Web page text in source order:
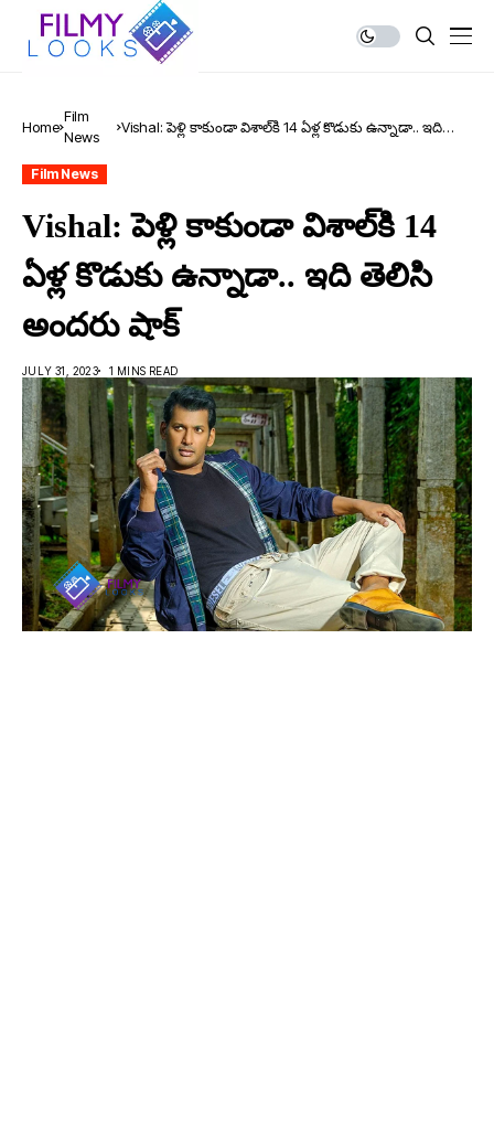
Home
Film
News
Vishal: పెళ్లి కాకుండా విశాల్‌కి 14 ఏళ్ల కొడుకు ఉన్నాడా.. ఇది
Film News
Vishal: పెళ్లి కాకుండా విశాల్‌కి 14
ఏళ్ల కొడుకు ఉన్నాడా.. ఇది తెలిసి
అంద‌రు షాక్
JULY 31, 2023 1 MINS READ